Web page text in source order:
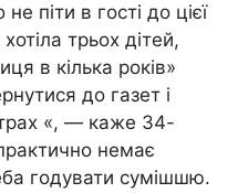
піти в гості до цієї
трьох дітей,
в кілька років»
до газет і
«, — каже 34-
немає
годувати сумішшю.